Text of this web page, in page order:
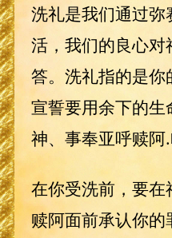
洗礼是我们通过弥
活，我们的良心对
答。洗礼指的是
宣誓要用余下的生
神、事奉亚呼赎阿.
在你受洗前，要
赎阿面前承认你的